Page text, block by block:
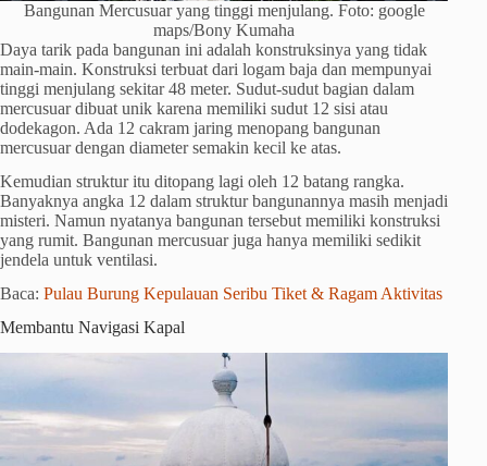
Bangunan Mercusuar yang tinggi menjulang. Foto: google
maps/Bony Kumaha
Daya tarik pada bangunan ini adalah konstruksinya yang tidak
main-main. Konstruksi terbuat dari logam baja dan mempunyai
tinggi menjulang sekitar 48 meter. Sudut-sudut bagian dalam
mercusuar dibuat unik karena memiliki sudut 12 sisi atau
dodekagon. Ada 12 cakram jaring menopang bangunan
mercusuar dengan diameter semakin kecil ke atas.
Kemudian struktur itu ditopang lagi oleh 12 batang rangka.
Banyaknya angka 12 dalam struktur bangunannya masih menjadi
misteri. Namun nyatanya bangunan tersebut memiliki konstruksi
yang rumit. Bangunan mercusuar juga hanya memiliki sedikit
jendela untuk ventilasi.
Baca: Pulau Burung Kepulauan Seribu Tiket & Ragam Aktivitas
Membantu Navigasi Kapal